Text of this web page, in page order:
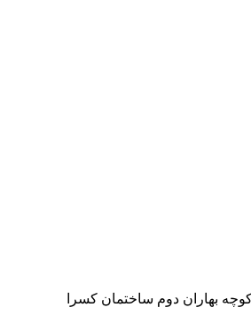
کوچه بهاران دوم ساختمان کسرا